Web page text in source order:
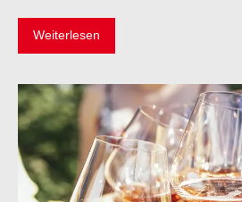
Weiterlesen